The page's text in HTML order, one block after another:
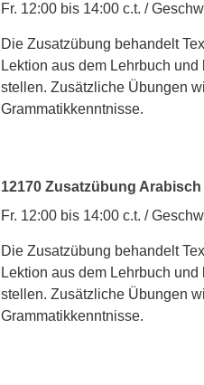
Fr. 12:00 bis 14:00 c.t. /
Die Zusatzübung behandelt
Lektion aus dem Lehrbuch
stellen. Zusätzliche Übungen
Grammatikkenntnisse.
12170 Zusatzübung
Fr. 12:00 bis 14:00 c.t. /
Die Zusatzübung behandelt
Lektion aus dem Lehrbuch
stellen. Zusätzliche Übungen
Grammatikkenntnisse.